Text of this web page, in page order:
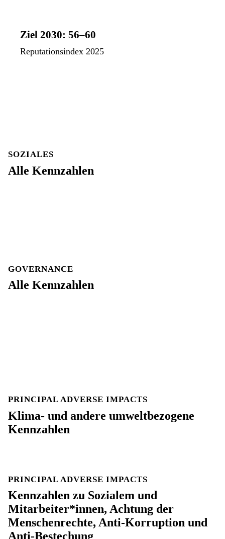
Ziel 2030: 56–60
Reputationsindex 2025
SOZIALES
Alle Kennzahlen
GOVERNANCE
Alle Kennzahlen
PRINCIPAL ADVERSE IMPACTS
Klima- und andere umweltbezogene
Kennzahlen
PRINCIPAL ADVERSE IMPACTS
Kennzahlen zu Sozialem und
Mitarbeiter*innen, Achtung der
Menschenrechte, Anti-Korruption und
Anti-Bestechung